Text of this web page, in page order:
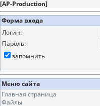
[AP-Production]
Форма входа
Логин:
Пароль:
запомнить
Меню сайта
Главная страница
Файлы